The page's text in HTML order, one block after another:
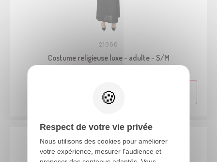
21066
Costume religieuse luxe - adulte - S/M
Respect de votre vie privée
Nous utilisons des cookies pour améliorer
votre expérience, mesurer l'audience et